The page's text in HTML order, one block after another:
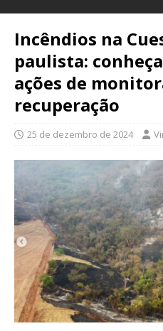
Incêndios na
paulista:
ações de
recuperação
25 de dezembro de 2024